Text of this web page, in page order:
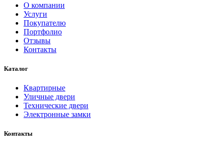
О компании
Услуги
Покупателю
Портфолио
Отзывы
Контакты
Каталог
Квартирные
Уличные двери
Технические двери
Электронные замки
Контакты